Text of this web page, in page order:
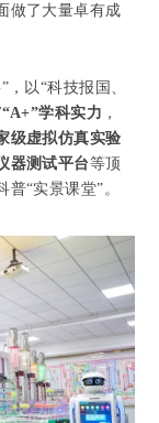
做了大量卓有成
以“科技报国、
学科实力 ，
级虚拟仿真实验
器测试平台等顶
“实景课堂”。